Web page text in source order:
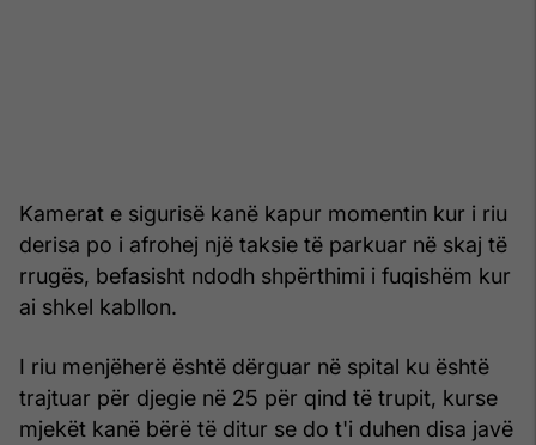
Kamerat e sigurisë kanë kapur momentin kur i riu
derisa po i afrohej një taksie të parkuar në skaj të
rrugës, befasisht ndodh shpërthimi i fuqishëm kur
ai shkel kabllon.
I riu menjëherë është dërguar në spital ku është
trajtuar për djegie në 25 për qind të trupit, kurse
mjekët kanë bërë të ditur se do t'i duhen disa javë